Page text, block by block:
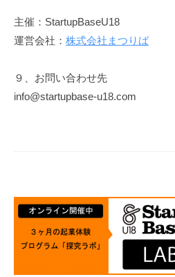
主催：StartupBaseU18
運営会社： 株式会社まつりば
９、お問い合わせ先
info@startupbase-u18.com